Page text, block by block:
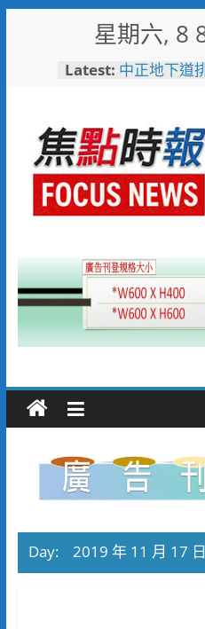
星期六, 8
Latest: 中正地下道
台中市技
國技能競
日本花藝
「花見日和
魅力 8月8
彰化縣長參
勢 喊福利
4輛高規格
電動擔架床
Day: 2019 年 11 月 17 日